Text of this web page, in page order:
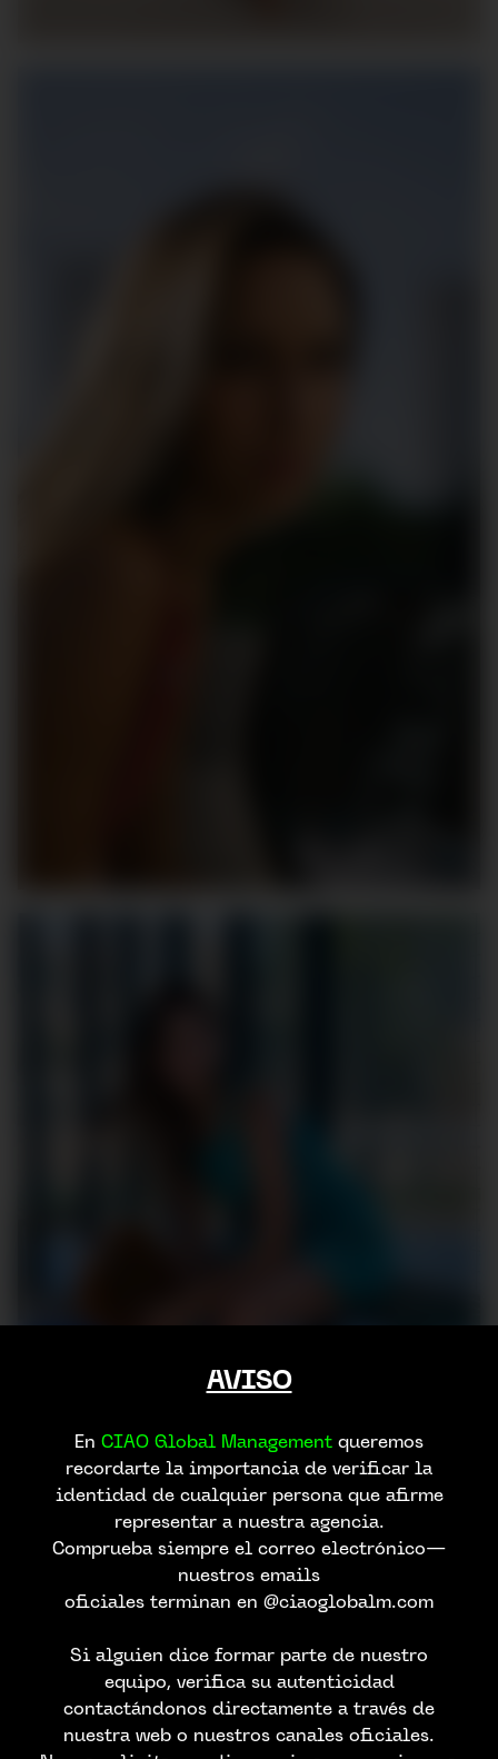
AVISO
En CIAO Global Management queremos
recordarte la importancia de verificar la
identidad de cualquier persona que afirme
representar a nuestra agencia.
Comprueba siempre el correo electrónico—
nuestros emails
oficiales terminan en @ciaoglobalm.com
Si alguien dice formar parte de nuestro
equipo, verifica su autenticidad
contactándonos directamente a través de
nuestra web o nuestros canales oficiales.